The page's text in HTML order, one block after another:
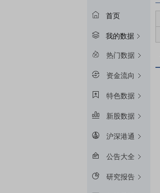
首页
我的数据
热门数据
资金流向
特色数据
新股数据
沪深港通
公告大全
研究报告